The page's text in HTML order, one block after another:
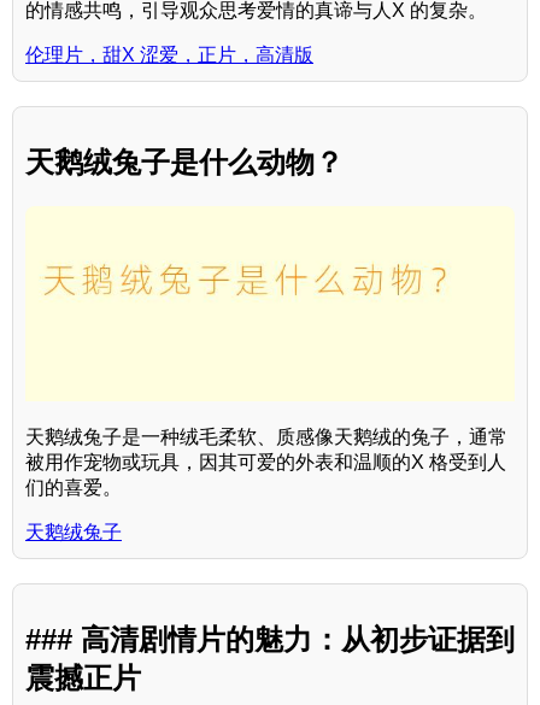
的情感共鸣，引导观众思考爱情的真谛与人X 的复杂。
伦理片，甜X 涩爱，正片，高清版
天鹅绒兔子是什么动物？
天鹅绒兔子是一种绒毛柔软、质感像天鹅绒的兔子，通常
被用作宠物或玩具，因其可爱的外表和温顺的X 格受到人
们的喜爱。
天鹅绒兔子
### 高清剧情片的魅力：从初步证据到
震撼正片